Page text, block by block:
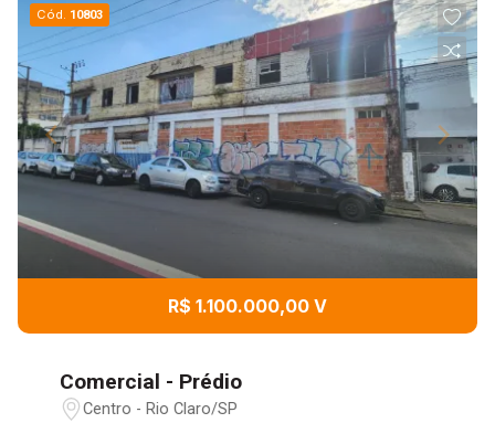
Cód. 10803
R$ 1.100.000,00 V
Comercial - Prédio
Centro - Rio Claro/SP